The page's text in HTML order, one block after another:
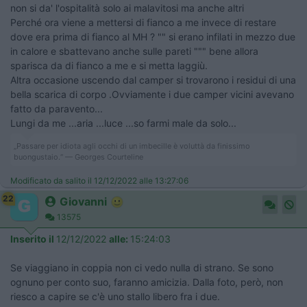
non si da' l'ospitalità solo ai malavitosi ma anche altri
Perché ora viene a mettersi di fianco a me invece di restare
dove era prima di fianco al MH ? "" si erano infilati in mezzo due
in calore e sbattevano anche sulle pareti """ bene allora
sparisca da di fianco a me e si metta laggiù.
Altra occasione uscendo dal camper si trovarono i residui di una
bella scarica di corpo .Ovviamente i due camper vicini avevano
fatto da paravento...
Lungi da me ...aria ...luce ...so farmi male da solo...
„Passare per idiota agli occhi di un imbecille è voluttà da finissimo
buongustaio.“ — Georges Courteline
Modificato da salito il 12/12/2022 alle 13:27:06
22
Giovanni
13575
Inserito il 12/12/2022 alle: 15:24:03
Se viaggiano in coppia non ci vedo nulla di strano. Se sono
ognuno per conto suo, faranno amicizia. Dalla foto, però, non
riesco a capire se c'è uno stallo libero fra i due.